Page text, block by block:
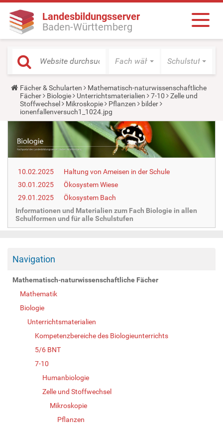
Landesbildungsserver
Baden-Württemberg
Fach wählen Schulstufe
Y
o
u
a
r
e
r
e
Fächer & Schularten
Mathematisch-naturwissenschaftliche
Fächer
Biologie Unterrichtsmaterialien 7-10
Zelle und
Stoffwechsel
Mikroskopie Pflanzen
bilder
ionenfallenversuch1_1024.jpg
10.02.2025
Haltung von Ameisen in der Schule
30.01.2025
Ökosystem Wiese
29.01.2025
Ökosystem Bach
Informationen und Materialien zum Fach Biologie in allen
Schulformen und für alle Schulstufen
Navigation
Mathematisch-naturwissenschaftliche Fächer
Mathematik
Biologie
Unterrichtsmaterialien
Kompetenzbereiche des Biologieunterrichts
5/6 BNT
7-10
Humanbiologie
Zelle und Stoffwechsel
Mikroskopie
Pflanzen